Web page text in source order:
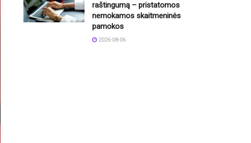
raštingumą – pristatomos
nemokamos skaitmeninės
pamokos
2026-08-06